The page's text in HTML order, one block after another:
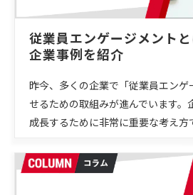
従業員エンゲージメント
企業事例を紹介
昨今、多くの企業で「従業員エンゲ
せるための取組みが進んでいます。
成長するために非常に重要な考え